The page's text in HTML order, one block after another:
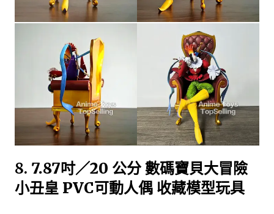
8. 7.87吋／20 公分 數碼寶貝大冒險
小丑皇 PVC可動人偶 收藏模型玩具